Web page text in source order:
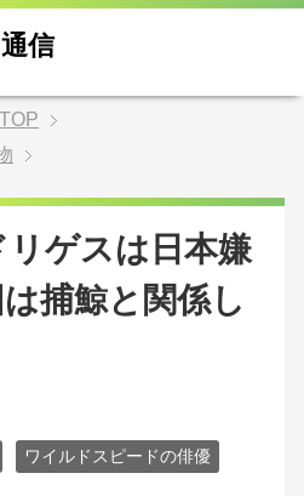
信
TOP
リゲスは日本嫌
捕鯨と関係し
ワイルドスピードの俳優